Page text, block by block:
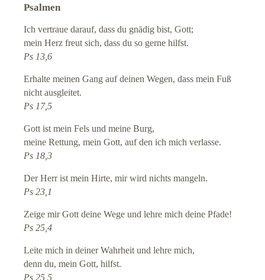
Psalmen
Ich vertraue darauf, dass du gnädig bist, Gott;
mein Herz freut sich, dass du so gerne hilfst.
Ps 13,6
Erhalte meinen Gang auf deinen Wegen, dass mein Fuß
nicht ausgleitet.
Ps 17,5
Gott ist mein Fels und meine Burg,
meine Rettung, mein Gott, auf den ich mich verlasse.
Ps 18,3
Der Herr ist mein Hirte, mir wird nichts mangeln.
Ps 23,1
Zeige mir Gott deine Wege und lehre mich deine Pfade!
Ps 25,4
Leite mich in deiner Wahrheit und lehre mich,
denn du, mein Gott, hilfst.
Ps 25,5